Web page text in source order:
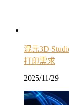
混元3D
打印需求
2025/11/29